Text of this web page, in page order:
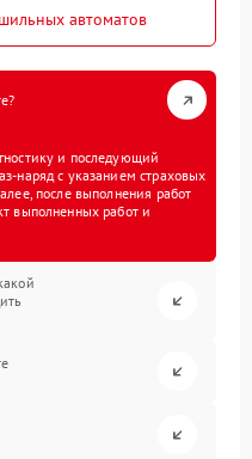
автоматов
и последующий
наряд с указанием страховых
после выполнения работ
выполненных работ и